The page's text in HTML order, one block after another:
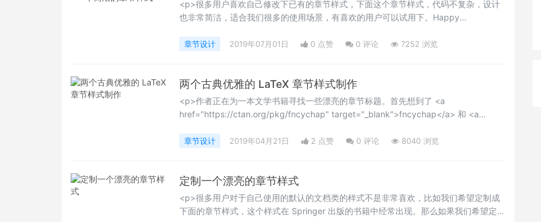
<p>很多用户喜欢自己修改下已有的章节样式，下面这个章节样式，代码不复杂，设计
也非常简洁，适合我们很多的使用场景，有喜欢的用户可以试用下。Happy
章节设计 2019年07月01日 0 点赞 0 评论 7252 浏览
两个古典优雅的 LaTeX 章节样式制作
<p>作者正在为一本文学书籍寻找一些漂亮的章节标题。首先想到了 <a
href="https://ctan.org/pkg/fncychap" target="_blank">fncychap</a> 和 <a
tex.stackexchange.com 找了的所有章节标题相关问题，但发现它们都太现代化了，而
章节设计 2019年04月21日 2 点赞 0 评论 8040 浏览
定制一个漂亮的章节样式
<p>很多用户对于自己使用的默认的文档类的样式不是非常喜欢，比如我们希望定制成
下面的章节样式，这个样式在 Springer 出版的书籍中经常出现。那么如果我们希望定制